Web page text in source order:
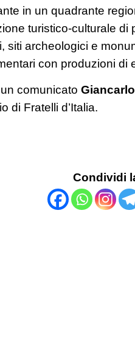
in un quadrante
turistico-culturale di
siti archeologici e
con produzioni di
comunicato
di Fratelli d’Italia.
Condividi